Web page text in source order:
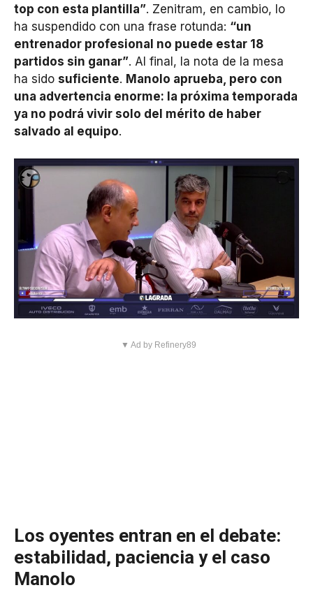
top con esta plantilla”. Zenitram, en cambio, lo
ha suspendido con una frase rotunda: “un
entrenador profesional no puede estar 18
partidos sin ganar”. Al final, la nota de la mesa
ha sido suficiente. Manolo aprueba, pero con
una advertencia enorme: la próxima temporada
ya no podrá vivir solo del mérito de haber
salvado al equipo.
▼ Ad by Refinery89
Los oyentes entran en el debate:
estabilidad, paciencia y el caso
Manolo